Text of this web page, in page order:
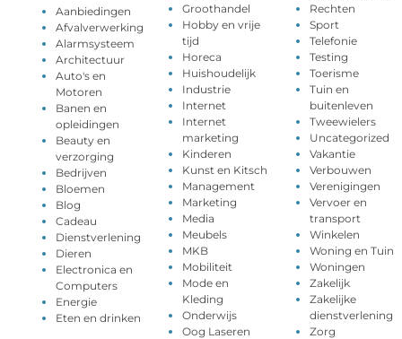
Aanbiedingen
Afvalverwerking
Alarmsysteem
Architectuur
Auto's en
Motoren
Banen en
opleidingen
Beauty en
verzorging
Bedrijven
Bloemen
Blog
Cadeau
Dienstverlening
Dieren
Electronica en
Computers
Energie
Eten en drinken
Groothandel
Hobby en vrije
tijd
Horeca
Huishoudelijk
Industrie
Internet
Internet
marketing
Kinderen
Kunst en Kitsch
Management
Marketing
Media
Meubels
MKB
Mobiliteit
Mode en
Kleding
Onderwijs
Oog Laseren
Rechten
Sport
Telefonie
Testing
Toerisme
Tuin en
buitenleven
Tweewielers
Uncategorized
Vakantie
Verbouwen
Verenigingen
Vervoer en
transport
Winkelen
Woning en Tuin
Woningen
Zakelijk
Zakelijke
dienstverlening
Zorg